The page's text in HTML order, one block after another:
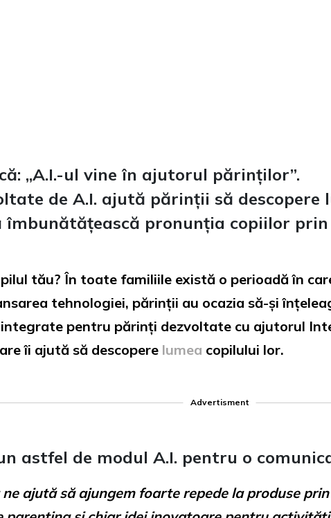
„A.I.-ul vine în ajutorul părinților”.
de A.I. ajută părinții să descopere
îmbunătățească pronunția copiilor
tău? În toate familiile există o perioadă în
tehnologiei, părinții au ocazia să-și
pentru părinți dezvoltate cu ajutorul
îi ajută să descopere lumea copilului lor.
Advertisment
astfel de modul A.I. pentru o
ajută să ajungem foarte repede la produse